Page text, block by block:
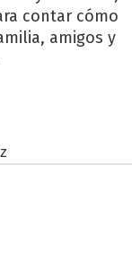
contar cómo
amigos y